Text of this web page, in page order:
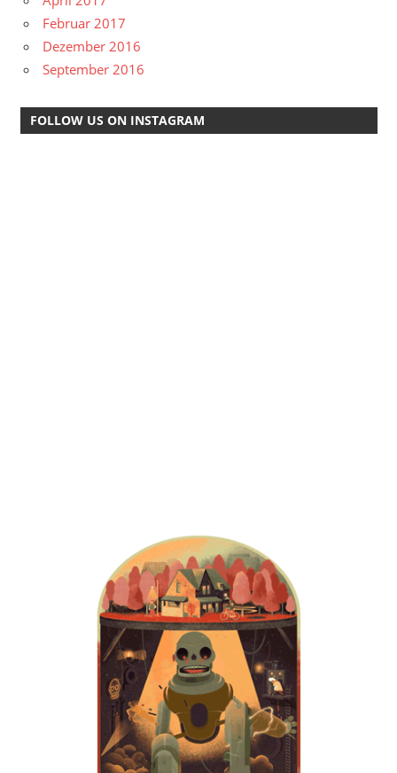
Februar 2017
Dezember 2016
September 2016
FOLLOW US ON INSTAGRAM